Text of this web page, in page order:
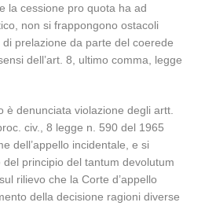
la cessione pro quota ha ad
non si frappongono ostacoli
di prelazione da parte del coerede
dell’art. 8, ultimo comma, legge
è denunciata violazione degli artt.
civ., 8 legge n. 590 del 1965
dell’appello incidentale, e si
principio del tantum devolutum
rilievo che la Corte d’appello
della decisione ragioni diverse